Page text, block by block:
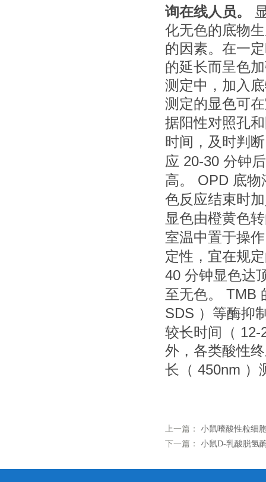
询在线人员。
化无色的底物
的因素。在一
的延长而呈色
测定中，加入
测定的显色可
据阳性对照孔
时间，及时判
应 20-30 分钟
高。
OPD 底
色反应结束时
显色由橙黄色
室温中置于操
定性，宜在规
40 分钟显色达
至无色。
TMB
SDS ）等酶抑
较长时间（ 12-
外，各类酸性
长（ 450nm ）
上一篇： 小鼠嗜酸性粒细
下一篇： 小鼠D-乳酸脱氢